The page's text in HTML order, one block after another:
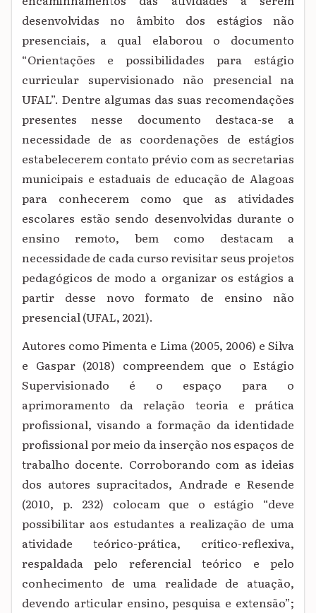
desenvolvidas no âmbito dos estágios não
presenciais, a qual elaborou o documento
“Orientações e possibilidades para estágio
curricular supervisionado não presencial na
UFAL”. Dentre algumas das suas recomendações
presentes nesse documento destaca-se a
necessidade de as coordenações de estágios
estabelecerem contato prévio com as secretarias
municipais e estaduais de educação de Alagoas
para conhecerem como que as atividades
escolares estão sendo desenvolvidas durante o
ensino remoto, bem como destacam a
necessidade de cada curso revisitar seus projetos
pedagógicos de modo a organizar os estágios a
partir desse novo formato de ensino não
presencial (UFAL, 2021).
Autores como Pimenta e Lima (2005, 2006) e Silva
e Gaspar (2018) compreendem que o Estágio
Supervisionado é o espaço para o
aprimoramento da relação teoria e prática
profissional, visando a formação da identidade
profissional por meio da inserção nos espaços de
trabalho docente. Corroborando com as ideias
dos autores supracitados, Andrade e Resende
(2010, p. 232) colocam que o estágio “deve
possibilitar aos estudantes a realização de uma
atividade teórico-prática, crítico-reflexiva,
respaldada pelo referencial teórico e pelo
conhecimento de uma realidade de atuação,
devendo articular ensino, pesquisa e extensão”;